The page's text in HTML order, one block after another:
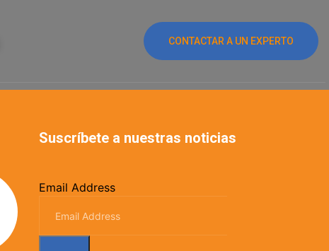
CONTACTAR A UN EXPERTO
Suscríbete a nuestras noticias
Email Address